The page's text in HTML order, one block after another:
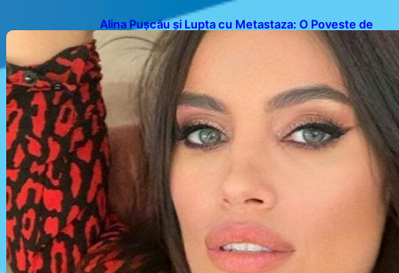
Alina Pușcău și Lupta cu Metastaza: O Poveste de
Curaj și Inspirație